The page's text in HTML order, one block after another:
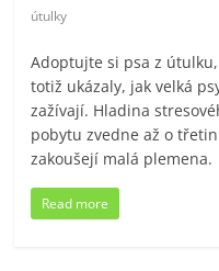
útulky
Adoptujte si psa z
totiž ukázaly, jak velká
zažívají. Hladina
pobytu zvedne až o
zakoušejí malá plemena.
Read more